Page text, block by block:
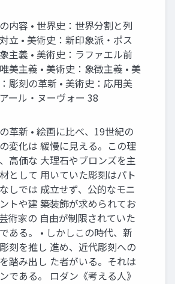
内容 • 世界史：世界分割と列
立 • 美術史：新印象派・ポス
主義 • 美術史：ラファエル前
美主義 • 美術史：象徴主義 • 美
彫刻の革新 • 美術史：応用美
ール・ヌーヴォー 38
革新 • 絵画に比べ、19世紀の
変化は 緩慢に見える。この理
高価な 大理石やブロンズを主
として 用いていた彫刻はパト
しでは 成立せず、公的なモニ
トや建 築装飾が求められてお
術家の 自由が制限されていた
ある。 • しかしこの時代、新
刻を推し 進め、近代彫刻への
踏み出し た者がいる。それは
である。 ロダン《考える人》